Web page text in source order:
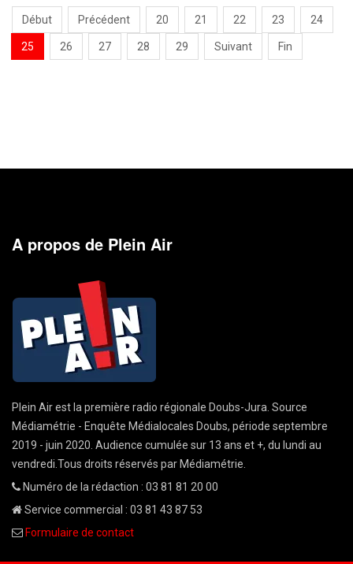
Début Précédent 20 21 22 23 24
25 26 27 28 29 Suivant Fin
A propos de Plein Air
Plein Air est la première radio régionale Doubs-Jura. Source
Médiamétrie - Enquête Médialocales Doubs, période septembre
2019 - juin 2020. Audience cumulée sur 13 ans et +, du lundi au
vendredi.Tous droits réservés par Médiamétrie.
Numéro de la rédaction : 03 81 81 20 00
Service commercial : 03 81 43 87 53
Formulaire de contact